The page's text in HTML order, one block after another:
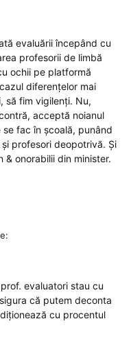
evaluării începând cu
profesorii de limbă
ochii pe platformă
diferențelor mai
să fim vigilenți. Nu,
acceptă noianul
fac în școală, punând
profesori deopotrivă. Și
onorabilii din minister.
evaluatori stau cu
că putem deconta
cu procentul